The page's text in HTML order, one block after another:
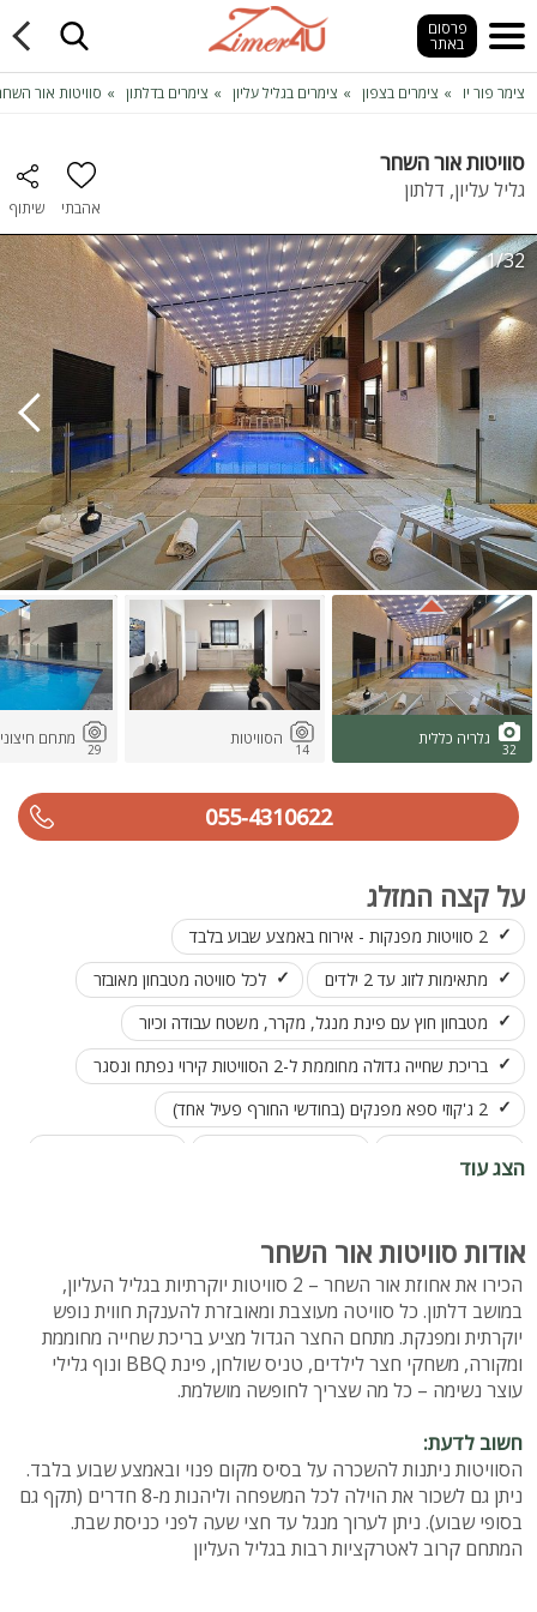
פרסום
באתר
צימר פור יו צימרים בצפון צימרים בגליל עליון צימרים בדלתון סוויטות אור
סוויטות אור השחר
גליל עליון, דלתון
אהבתי שיתוף
1/32
32
גלריה כללית
14
הסוויטות
29
מתחם חיצוני
055-4310622
על קצה המזלג
2 סוויטות מפנקות - אירוח באמצע שבוע בלבד
מתאימות לזוג עד 2 ילדים
לכל סוויטה מטבחון מאובזר
מטבחון חוץ עם פינת מנגל, מקרר, משטח עבודה וכיור
בריכת שחייה גדולה מחוממת ל-2 הסוויטות קירוי נפתח ונסגר
2 ג'קוזי ספא מפנקים (בחודשי החורף פעיל אחד)
הצג עוד
אודות סוויטות אור השחר
הכירו את אחוזת אור השחר – 2 סוויטות יוקרתיות בגליל העליון,
במושב דלתון. כל סוויטה מעוצבת ומאובזרת להענקת חווית נופש
יוקרתית ומפנקת. מתחם החצר הגדול מציע בריכת שחייה מחוממת
ומקורה, משחקי חצר לילדים, טניס שולחן, פינת BBQ ונוף גלילי
עוצר נשימה – כל מה שצריך לחופשה מושלמת.
חשוב לדעת:
הסוויטות ניתנות להשכרה על בסיס מקום פנוי ובאמצע שבוע בלבד.
ניתן גם לשכור את הוילה לכל המשפחה וליהנות מ-8 חדרים (תקף גם
בסופי שבוע). ניתן לערוך מנגל עד חצי שעה לפני כניסת שבת.
המתחם קרוב לאטרקציות רבות בגליל העליון